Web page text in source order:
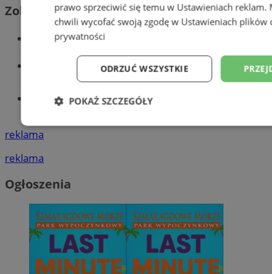
Zobacz również
Wiadomości kryminalne w Wodzisławiu
Wiadomości lokalne
Tworzenie stron www - Wodzisław
reklama
reklama
Ogłoszenia
prawo sprzeciwić się temu w Ustawieniach reklam.
chwili wycofać swoją zgodę w Ustawieniach plików
prywatności
ODRZUĆ WSZYSTKIE
POKAŻ SZCZEGÓŁY
Niezbędne Wydajność
Niezbędne Wydajność Targetowanie